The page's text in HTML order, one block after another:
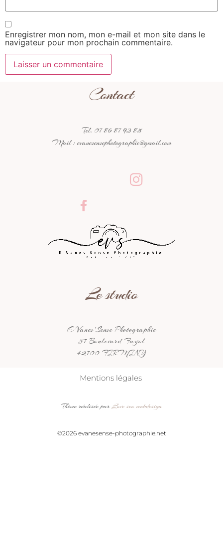
Enregistrer mon nom, mon e-mail et mon site dans le
navigateur pour mon prochain commentaire.
Contact
Tel. 07 86 87 93 85
Mail : evanesensephotographie@gmail.com
Le studio
E Vanes’Sense Photographie
57 Boulevard Fayol
42700 FIRMINY
Mentions légales
Thème réalisée par Love seo webdesign
©2026 evanesense-photographie.net